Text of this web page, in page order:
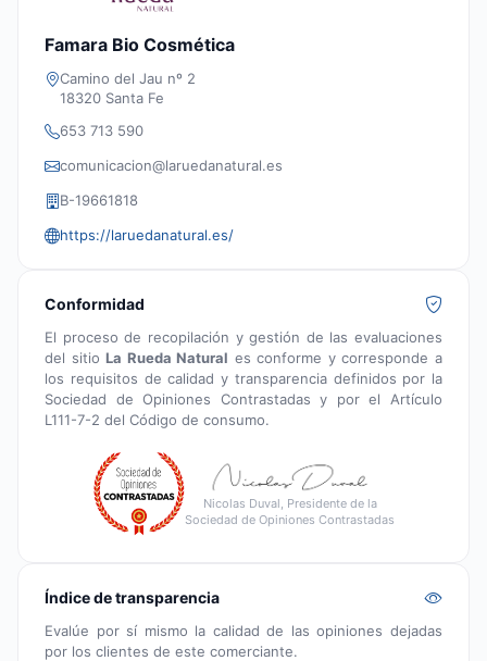
Famara Bio Cosmética
Camino del Jau nº 2
18320 Santa Fe
653 713 590
comunicacion@laruedanatural.es
B-19661818
https://laruedanatural.es/
Conformidad
El proceso de recopilación y gestión de las evaluaciones
del sitioLa Rueda Natural es conforme y corresponde a
los requisitos de calidad y transparencia definidos por la
Sociedad de Opiniones Contrastadas y por el Artículo
L111-7-2 del Código de consumo.
Nicolas Duval, Presidente de la
Sociedad de Opiniones Contrastadas
Índice de transparencia
Evalúe por sí mismo la calidad de las opiniones dejadas
por los clientes de este comerciante.